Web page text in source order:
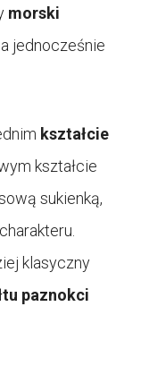
morski
jednocześnie
kształcie
kształcie
sukienką,
klasyczny
paznokci